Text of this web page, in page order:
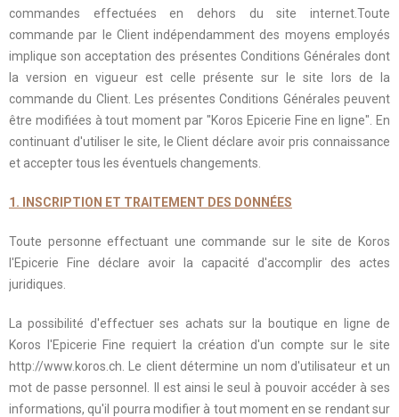
commandes effectuées en dehors du site internet.Toute
commande par le Client indépendamment des moyens employés
implique son acceptation des présentes Conditions Générales dont
la version en vigueur est celle présente sur le site lors de la
commande du Client. Les présentes Conditions Générales peuvent
être modifiées à tout moment par "Koros Epicerie Fine en ligne". En
continuant d'utiliser le site, le Client déclare avoir pris connaissance
et accepter tous les éventuels changements.
1. INSCRIPTION ET TRAITEMENT DES DONNÉES
Toute personne effectuant une commande sur le site de Koros
l'Epicerie Fine déclare avoir la capacité d'accomplir des actes
juridiques.
La possibilité d'effectuer ses achats sur la boutique en ligne de
Koros l'Epicerie Fine requiert la création d'un compte sur le site
http://www.koros.ch. Le client détermine un nom d'utilisateur et un
mot de passe personnel. Il est ainsi le seul à pouvoir accéder à ses
informations, qu'il pourra modifier à tout moment en se rendant sur